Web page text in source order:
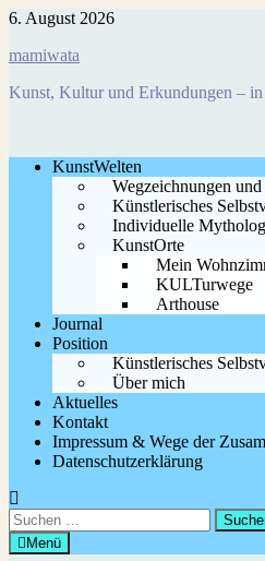
Zum
springen
6. August 2026
mamiwata
Kunst, Kultur und Erkundungen – in
KunstWelten
Wegzeichnungen
Künstlerisches
Individuelle
KunstOrte
Mein
KULTurwege
Arthouse
Journal
Position
Künstlerisches
Über mich
Aktuelles
Kontakt
Impressum & Wege der
Datenschutzerklärung
Suchen
nach:Menü